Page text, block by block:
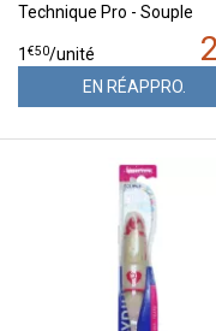
Technique Pro - Souple
2
1 €50/unité
EN RÉAPPRO.